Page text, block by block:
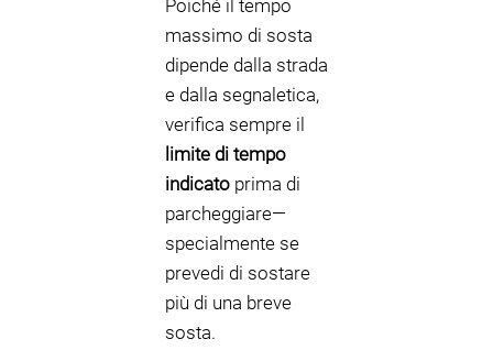
Poiché il tempo
massimo di sosta
dipende dalla strada
e dalla segnaletica,
verifica sempre il
limite di tempo
indicato prima di
parcheggiare—
specialmente se
prevedi di sostare
più di una breve
sosta.